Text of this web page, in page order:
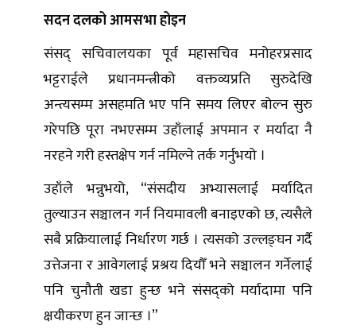
सदन दलको आमसभा होइन
संसद् सचिवालयका पूर्व महासचिव मनोहरप्रसाद
भट्टराईले प्रधानमन्त्रीको वक्तव्यप्रति सुरुदेखि
अन्त्यसम्म असहमति भए पनि समय लिएर बोल्न सुरु
गरेपछि पूरा नभएसम्म उहाँलाई अपमान र मर्यादा नै
नरहने गरी हस्तक्षेप गर्न नमिल्ने तर्क गर्नुभयो ।
उहाँले भन्नुभयो, “संसदीय अभ्यासलाई मर्यादित
तुल्याउन सञ्चालन गर्न नियमावली बनाइएको छ, त्यसैले
सबै प्रक्रियालाई निर्धारण गर्छ । त्यसको उल्लङ्घन गर्दै
उत्तेजना र आवेगलाई प्रश्रय दियौँ भने सञ्चालन गर्नेलाई
पनि चुनौती खडा हुन्छ भने संसद्को मर्यादामा पनि
क्षयीकरण हुन जान्छ ।”